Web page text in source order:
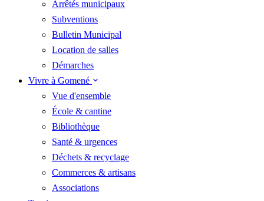
Arrêtés municipaux
Subventions
Bulletin Municipal
Location de salles
Démarches
Vivre à Gomené
Vue d'ensemble
École & cantine
Bibliothèque
Santé & urgences
Déchets & recyclage
Commerces & artisans
Associations